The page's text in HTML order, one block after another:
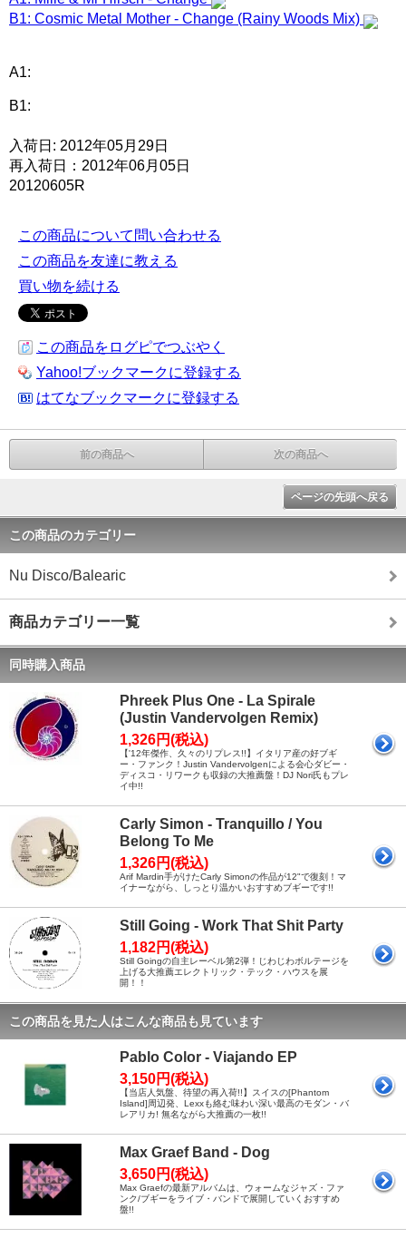
B1: Cosmic Metal Mother - Change (Rainy Woods Mix)
A1:
B1:
入荷日: 2012年05月29日
再入荷日：2012年06月05日
20120605R
この商品について問い合わせる
この商品を友達に教える
買い物を続ける
この商品をログピでつぶやく
Yahoo!ブックマークに登録する
はてなブックマークに登録する
前の商品へ 次の商品へ
ページの先頭へ戻る
この商品のカテゴリー
Nu Disco/Balearic
商品カテゴリー一覧
同時購入商品
Phreek Plus One - La Spirale
(Justin Vandervolgen Remix)
1,326円(税込)
【'12年傑作、久々のリプレス!!】イタリア産の好ブギ
ー・ファンク！Justin Vandervolgenによる会心ダビー・
ディスコ・リワークも収録の大推薦盤！DJ Nori氏もプレ
イ中!!
Carly Simon - Tranquillo / You
Belong To Me
1,326円(税込)
Arif Mardin手がけたCarly Simonの作品が12"で復刻！マ
イナーながら、しっとり温かいおすすめブギーです!!
Still Going - Work That Shit Party
1,182円(税込)
Still Goingの自主レーベル第2弾！じわじわボルテージを
上げる大推薦エレクトリック・テック・ハウスを展
開！！
この商品を見た人はこんな商品も見ています
Pablo Color - Viajando EP
3,150円(税込)
【当店人気盤、待望の再入荷!!】スイスの[Phantom
Island]周辺発、Lexxも絡む味わい深い最高のモダン・バ
レアリカ! 無名ながら大推薦の一枚!!
Max Graef Band - Dog
3,650円(税込)
Max Graefの最新アルバムは、ウォームなジャズ・ファ
ンク/ブギーをライブ・バンドで展開していくおすすめ
盤!!